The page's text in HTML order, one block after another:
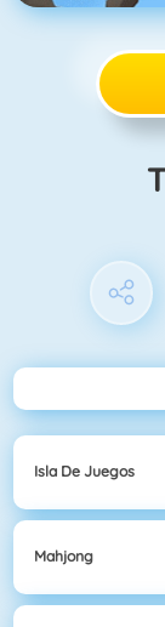
Isla De Juegos
Mahjong